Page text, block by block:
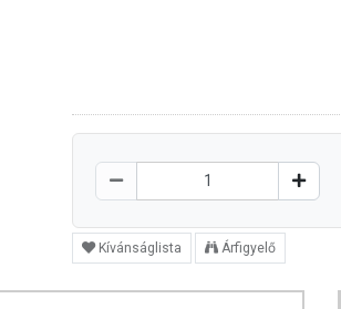
Kívánságlista Árfigyelő